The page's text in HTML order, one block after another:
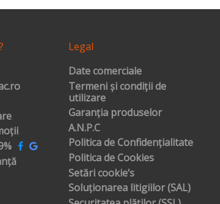
Legal
Date comerciale
Termeni și condiții de
utilizare
Garanția produselor
A.N.P.C
Politica de Confidențialitate
Politica de Cookies
Setări cookie’s
Soluționarea litigiilor (SAL)